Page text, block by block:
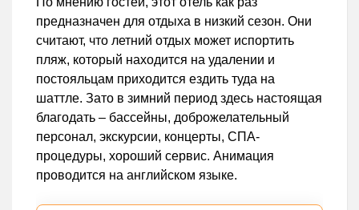
предназначен для отдыха в низкий сезон. Они
считают, что летний отдых может испортить
пляж, который находится на удалении и
постояльцам приходится ездить туда на
шаттле. Зато в зимний период здесь настоящая
благодать – бассейны, доброжелательный
персонал, экскурсии, концерты, СПА-
процедуры, хороший сервис. Анимация
проводится на английском языке.